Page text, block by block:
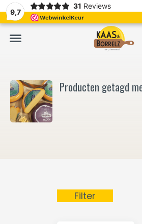
9,7
31 Reviews
Vers van het mes en
Producten getagd
Filter